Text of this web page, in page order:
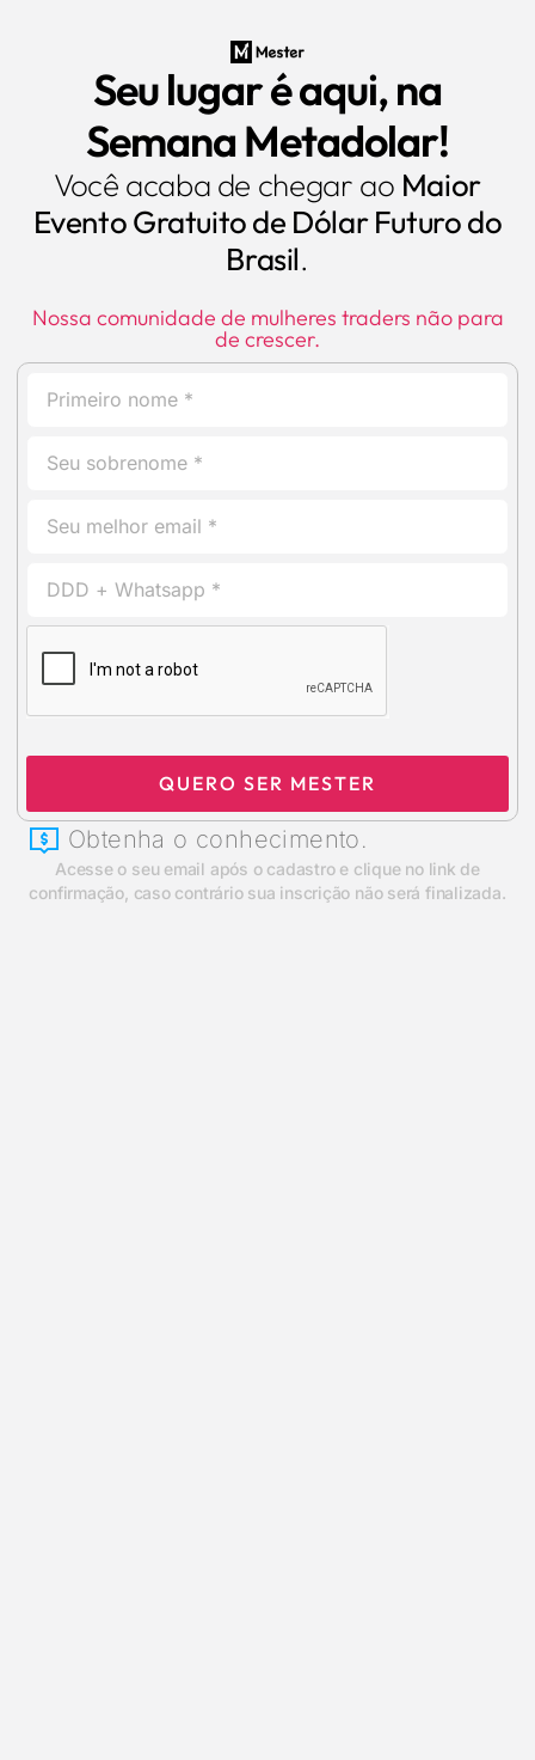
Seu lugar é aqui, na
Semana Metadolar!
Você acaba de chegar ao Maior
Evento Gratuito de Dólar Futuro do
Brasil.
Nossa comunidade de mulheres traders não para
de crescer.
QUERO SER MESTER
Obtenha o conhecimento.
Acesse o seu email após o cadastro e clique no link de
confirmação, caso contrário sua inscrição não será finalizada.